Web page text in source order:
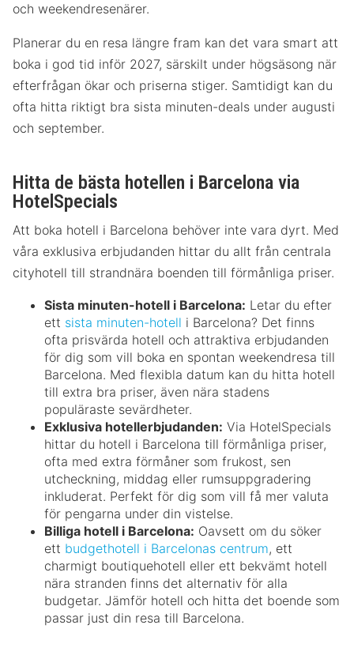
och weekendresenärer.
Planerar du en resa längre fram kan det vara smart att
boka i god tid inför 2027, särskilt under högsäsong när
efterfrågan ökar och priserna stiger. Samtidigt kan du
ofta hitta riktigt bra sista minuten-deals under augusti
och september.
Hitta de bästa hotellen i Barcelona via
HotelSpecials
Att boka hotell i Barcelona behöver inte vara dyrt. Med
våra exklusiva erbjudanden hittar du allt från centrala
cityhotell till strandnära boenden till förmånliga priser.
Sista minuten-hotell i Barcelona: Letar du efter
ett sista minuten-hotell i Barcelona? Det finns
ofta prisvärda hotell och attraktiva erbjudanden
för dig som vill boka en spontan weekendresa till
Barcelona. Med flexibla datum kan du hitta hotell
till extra bra priser, även nära stadens
populäraste sevärdheter.
Exklusiva hotellerbjudanden: Via HotelSpecials
hittar du hotell i Barcelona till förmånliga priser,
ofta med extra förmåner som frukost, sen
utcheckning, middag eller rumsuppgradering
inkluderat. Perfekt för dig som vill få mer valuta
för pengarna under din vistelse.
Billiga hotell i Barcelona: Oavsett om du söker
ett budgethotell i Barcelonas centrum, ett
charmigt boutiquehotell eller ett bekvämt hotell
nära stranden finns det alternativ för alla
budgetar. Jämför hotell och hitta det boende som
passar just din resa till Barcelona.